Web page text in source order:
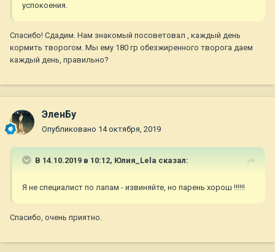
успокоения.
Спасибо! Сдадим. Нам знакомый посоветовал , каждый день
кормить творогом. Мы ему 180 гр обезжиренного творога даем
каждый день, правильно?
ЭленБу
Опубликовано 14 октября, 2019
В 14.10.2019 в 10:12, Юлия_Lela сказал:
Я не специалист по лапам - извиняйте, но парень хорош !!!!!!
Спасибо, очень приятно.